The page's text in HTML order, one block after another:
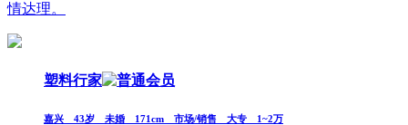
情达理。
塑料行家
嘉兴 43岁 未婚 171cm 市场/销售 大专 1~2万